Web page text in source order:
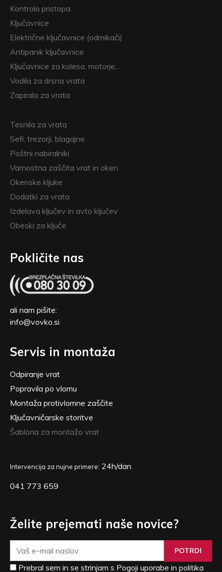
Kontrola pristopa
Ključavnice
Električne ključavnice (odmikači)
Antipanik ključavnice
Ključavnice za kolesa, motorje,…
Vodila za drsna vrata
Zapirala za vrata
Tesnila za vrata
Sefi, trezorji, blagajne
Poštni nabiralniki
Varnostna zaščita vrat in oken
Okenske kljuke
Dodatki za vrata
Izdelava ključev in avto ključev
Obeski za ključe
Pokličite nas
ali nam pišite:
info@vovko.si
Servis in montaža
Odpiranje vrat
Popravila po vlomu
Montaža protivlomne zaščite
Ključavničarske storitve
Šablona za montažo vrat
Intervencija za nujne primere: 24h/dan
041 773 659
Želite prejemati naše novice?
POTRDI
Prebral sem in se strinjam s Pogoji uporabe in politika